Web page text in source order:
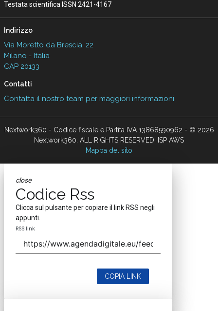
Testata scientifica ISSN 2421-4167
Indirizzo
Via Moretto da Brescia, 22
Milano - Italia
CAP 20133
Contatti
Contatta il nostro team per maggiori informazioni
Nextwork360 - Codice fiscale e Partita IVA 13868590962 - © 2026
Nextwork360. ALL RIGHTS RESERVED. ISP AWS
Mappa del sito
close
Codice Rss
Clicca sul pulsante per copiare il link RSS negli
appunti.
RSS link
COPIA LINK